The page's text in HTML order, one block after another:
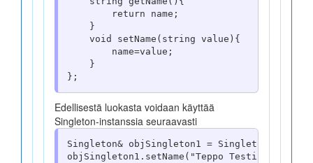
Käännösprosessi
Suunnittelumallit
Ohjelmointiparadigmat
Edellisestä luokasta voidaan käyttää
Singleton-instanssia seuraavasti
Singleton& objSingleton1 =
objSingleton1.setName("Teppo Testi");